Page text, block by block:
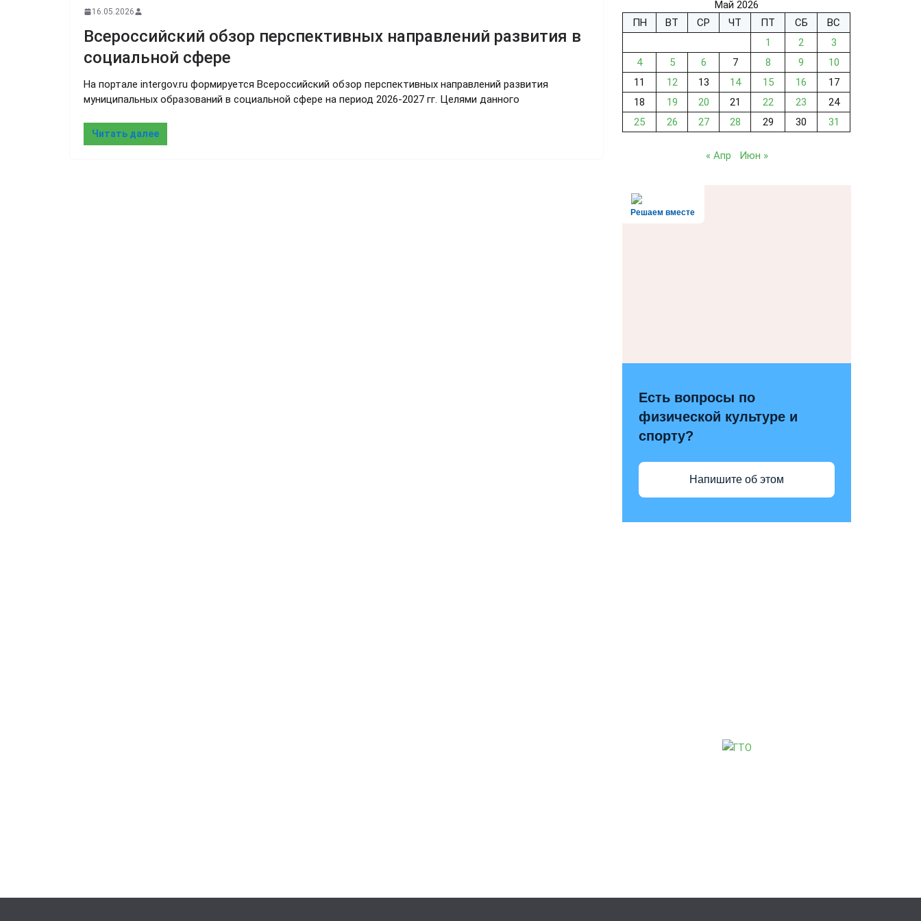
16.05.2026
Всероссийский обзор перспективных направлений развития в
социальной сфере
На портале intergov.ru формируется Всероссийский обзор перспективных направлений развития
муниципальных образований в социальной сфере на период 2026-2027 гг. Целями данного
Читать далее
Май 2026
ПН
ВТ СР ЧТ ПТ СБ
ВС
1
2
3
4
5 6 7 8 9
10
11
12 13 14 15 16
17
18
19 20 21 22 23
24
25
26 27 28 29 30 31
« Апр Июн »
Решаем вместе
Есть вопросы по
физической культуре и
спорту?
Напишите об этом